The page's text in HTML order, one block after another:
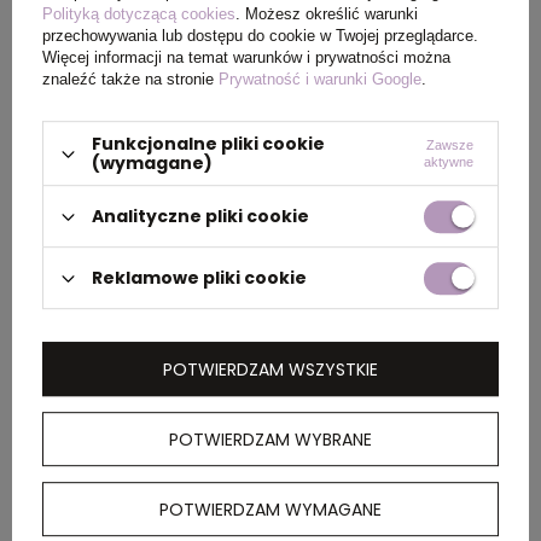
PAKOWANIE
Wymiary
kartonu
zewnętrznego
Waga
kartonu
zewnętrznego
8 kg
Jednościenna butelka na wodę Sky wykonana
z certyfikowanej przez RCS stali nierdzewnej
Polityką dotyczącą cookies. Możesz określić warunki
przechowywania lub dostępu do cookie w Twojej przeglądarce.
Więcej informacji na temat warunków i prywatności można
znaleźć także na stronie Prywatność i warunki Google.
Funkcjonalne pliki cookie
(wymagane)
Zawsze
aktywne
Analityczne pliki cookie
Reklamowe pliki cookie
POTWIERDZAM WYBRANE
POTWIERDZAM WYMAGANE
POTWIERDZAM WSZYSTKIE